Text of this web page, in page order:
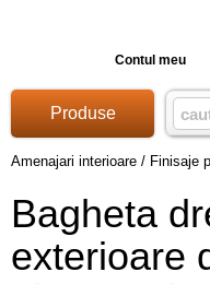
Contul meu
Produse
Amenajari interioare / Finisaje
Bagheta
exterioare